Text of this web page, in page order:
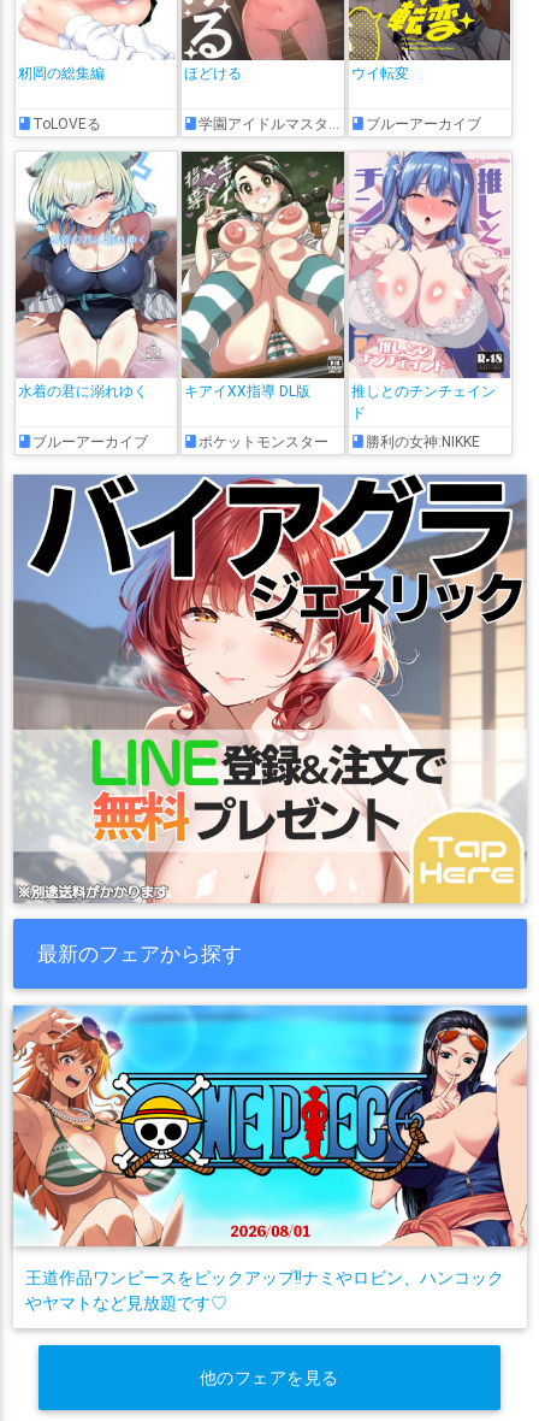
籾岡の総集編
ToLOVEる
ほどける
学園アイドルマスター
ウイ転変
ブルーアーカイブ
水着の君に溺れゆく
ブルーアーカイブ
キアイXX指導 DL版
ポケットモンスター
推しとのチンチェイン
ド
勝利の女神:NIKKE
最新のフェアから探す
王道作品ワンピースをピックアップ!!ナミやロビン、ハンコック
やヤマトなど見放題です♡
他のフェアを見る